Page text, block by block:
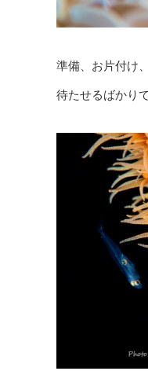
準備、お片付け
待たせるばかり